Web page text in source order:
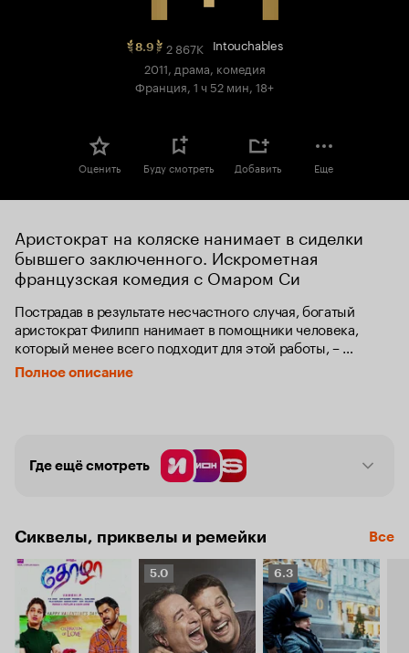
8.9Рейтинг
Кинопоиска
топ
2 867K Intouchables
2011, драма, комедия
Франция, 1 ч 52 мин, 18+
Оценить Буду смотреть Добавить Еще
Аристократ на коляске нанимает в сиделки
бывшего заключенного. Искрометная
французская комедия с Омаром Си
Пострадав в результате несчастного случая, богатый
аристократ Филипп нанимает в помощники человека,
который менее всего подходит для этой работы, –
молодого жителя предместья Дрисса, только что
освободившегося из тюрьмы. Несмотря на то, что Филипп
Полное описание
Где ещё смотреть
Сиквелы, приквелы и ремейки Все
Рейтинг
Кинопоиска
5.0
5.0
Рейтинг
Кинопоиска
6.3
6.3